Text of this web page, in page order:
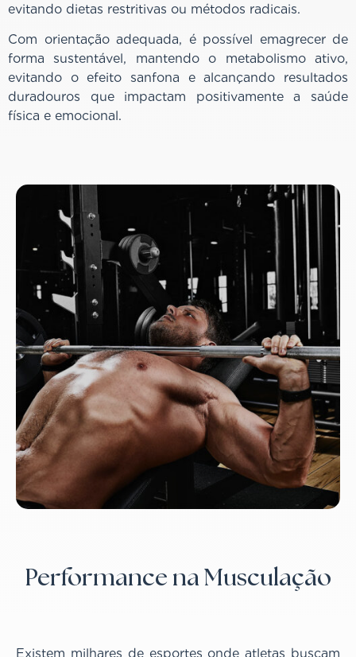
evitando dietas restritivas ou métodos radicais.
Com orientação adequada, é possível emagrecer de
forma sustentável, mantendo o metabolismo ativo,
evitando o efeito sanfona e alcançando resultados
duradouros que impactam positivamente a saúde
física e emocional.
Performance na Musculação
Existem milhares de esportes onde atletas buscam